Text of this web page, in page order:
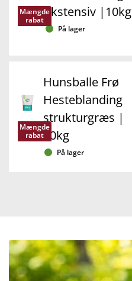
Mængde
rabat
ekstensiv |10kg
På lager
Mængde
rabat
Hunsballe Frø
Hesteblanding
strukturgræs |
10kg
På lager